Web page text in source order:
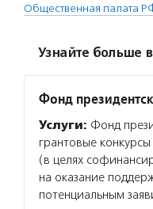
Общественная палата
Узнайте больше
Фонд
Услуги: Фонд
грантовые
(в целях
на оказание
потенциальным